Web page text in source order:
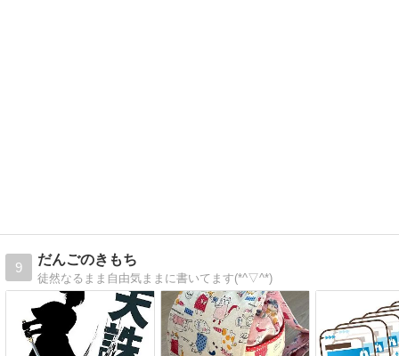
9
だんごのきもち
徒然なるまま自由気ままに書いてます(*^▽^*)